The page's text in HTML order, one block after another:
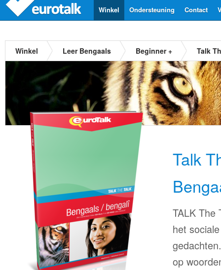
Contact
Ondersteuning
Winkel
Winkel Leer Bengaals Beginner + Talk
Talk
TALK The
het
op